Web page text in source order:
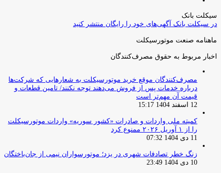
سیکلت بانک
در سیکلت بانک آگهی‌های خود را رایگان منتشر کنید
ماهنامه صنعت موتورسیکلت
اخبار مربوط به حقوق مصرف‌کنندگان
مصرف‌کنندگان موقع خرید موتورسیکلت به شعارهایی که شرکت‌ها
درباره خدمات پس از فروش می‌دهند توجه نکنند/ تامین قطعات و
قیمت آن مهم‌تر است
12 اسفند 1404 15:17
کمیته ملی واردات و صادرات «کشور سوریه» واردات موتورسیکلت
را از ۱ آوریل ۲۰۲۶ ممنوع کرد
11 دی 1404 07:32
زنگ خطر تصادفات شهری در یزد؛ موتورسواران نیمی از جان‌باختگان
10 دی 1404 23:49